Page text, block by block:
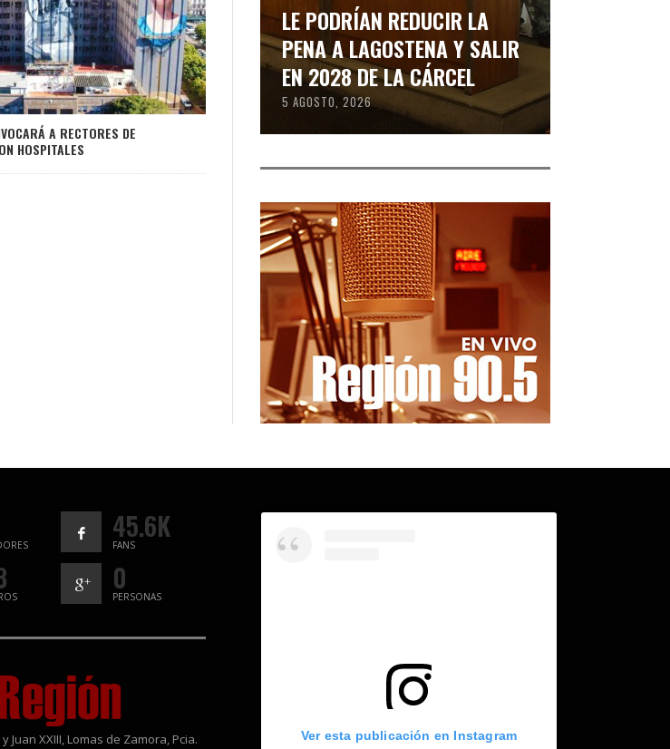
A RECTORES DE
HOSPITALES
LE PODRÍAN REDUCIR LA
PENA A LAGOSTENA Y SALIR
EN 2028 DE LA CÁRCEL
5 AGOSTO, 2026
45.6K
FANS
0
PERSONAS
Juan XXIII, Lomas de Zamora, Pcia. Ver esta publicación en Instagram